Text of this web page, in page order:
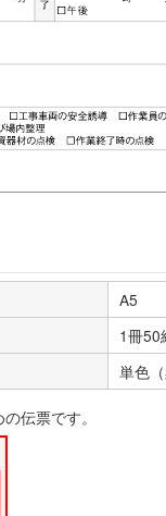
A5
1冊50
単色
伝票です。